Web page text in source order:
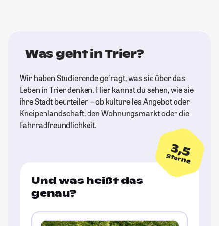
Was geht in Trier?
Wir haben Studierende gefragt, was sie über das
Leben in Trier denken. Hier kannst du sehen, wie sie
ihre Stadt beurteilen – ob kulturelles Angebot oder
Kneipenlandschaft, den Wohnungsmarkt oder die
Fahrradfreundlichkeit.
3,5
Sterne
Und was heißt das
genau?